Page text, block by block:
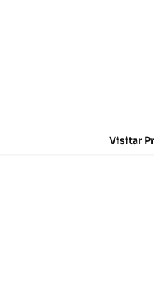
Visitar